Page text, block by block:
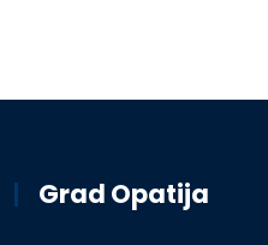
Grad Opatija